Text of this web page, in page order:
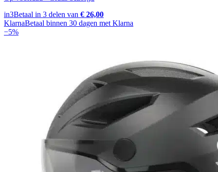
in3Betaal in 3 delen van € 26,00
KlarnaBetaal binnen 30 dagen met Klarna
−5%